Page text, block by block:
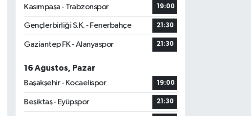
Kasımpaşa - Trabzonspor 19:00
Gençlerbirliği S.K. - Fenerbahçe 21:30
Gaziantep FK - Alanyaspor 21:30
16 Ağustos, Pazar
Başakşehir - Kocaelispor
19:00
Beşiktaş - Eyüpspor 21:30